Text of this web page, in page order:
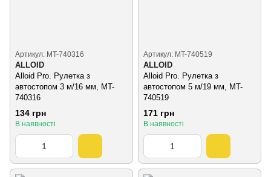
Артикул: MT-740316
ALLOID
Alloid Pro. Рулетка з
автостопом 3 м/16 мм, MT-
740316
134 грн
В наявності
Артикул: MT-740519
ALLOID
Alloid Pro. Рулетка з
автостопом 5 м/19 мм, MT-
740519
171 грн
В наявності